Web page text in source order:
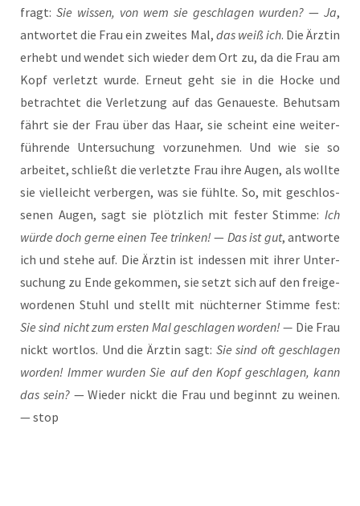
fragt: Sie wis­sen, von wem sie geschla­gen wur­den? — Ja,
ant­wor­tet die Frau ein zwei­tes Mal, das weiß ich. Die Ärz­tin
erhebt und wen­det sich wie­der dem Ort zu, da die Frau am
Kopf ver­letzt wur­de. Erneut geht sie in die Hocke und
betrach­tet die Ver­let­zung auf das Genau­es­te. Behut­sam
fährt sie der Frau über das Haar, sie scheint eine wei­ter­
füh­ren­de Unter­su­chung vor­zu­neh­men. Und wie sie so
arbei­tet, schließt die ver­letz­te Frau ihre Augen, als woll­te
sie viel­leicht ver­ber­gen, was sie fühl­te. So, mit geschlos­
se­nen Augen, sagt sie plötz­lich mit fes­ter Stim­me: Ich
wür­de doch ger­ne einen Tee trin­ken! — Das ist gut, ant­wor­te
ich und ste­he auf. Die Ärz­tin ist indes­sen mit ihrer Unter­
su­chung zu Ende gekom­men, sie setzt sich auf den frei­ge­
wor­de­nen Stuhl und stellt mit nüch­ter­ner Stim­me fest:
Sie sind nicht zum ers­ten Mal geschla­gen wor­den! — Die Frau
nickt wort­los. Und die Ärz­tin sagt: Sie sind oft geschla­gen
wor­den! Immer wur­den Sie auf den Kopf geschla­gen, kann
das sein?— Wie­der nickt die Frau und beginnt zu wei­nen.
— stop